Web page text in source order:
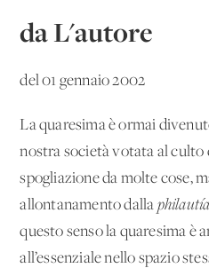
da L'autore
del 01 gennaio 2002
La quaresima è ormai
nostra società votata al culto
spogliazione da molte cose,
allontanamento dalla
questo senso la quaresima è
all’essenziale nello spazio